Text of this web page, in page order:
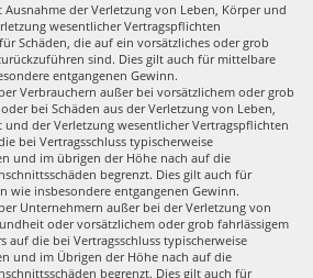
der Verletzung von Leben, Körper und
wesentlicher Vertragspflichten
Schäden, die auf ein vorsätzliches oder grob
sind. Dies gilt auch für mittelbare
entgangenen Gewinn.
Verbrauchern außer bei vorsätzlichem oder grob
bei Schäden aus der Verletzung von Leben,
der Verletzung wesentlicher Vertragspflichten
bei Vertragsschluss typischerweise
und im übrigen der Höhe nach auf die
begrenzt. Dies gilt auch für
wie insbesondere entgangenen Gewinn.
Unternehmern außer bei der Verletzung von
oder vorsätzlichem oder grob fahrlässigem
auf die bei Vertragsschluss typischerweise
und im Übrigen der Höhe nach auf die
begrenzt. Dies gilt auch für